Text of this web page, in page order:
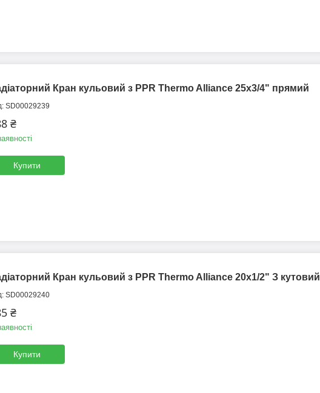
Кран кульовий з PPR Thermo Alliance 25х3/4" прямий
SD00029239
₴
Купити
Кран кульовий з PPR Thermo Alliance 20х1/2" З кутовий
SD00029240
₴
Купити